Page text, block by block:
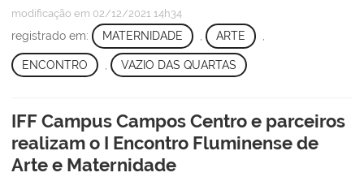
modificação em 02/12/2021 14h34
registrado em: MATERNIDADE , ARTE ,
ENCONTRO VAZIO DAS QUARTAS
IFF Campus Campos Centro e parceiros
realizam o I Encontro Fluminense de
Arte e Maternidade